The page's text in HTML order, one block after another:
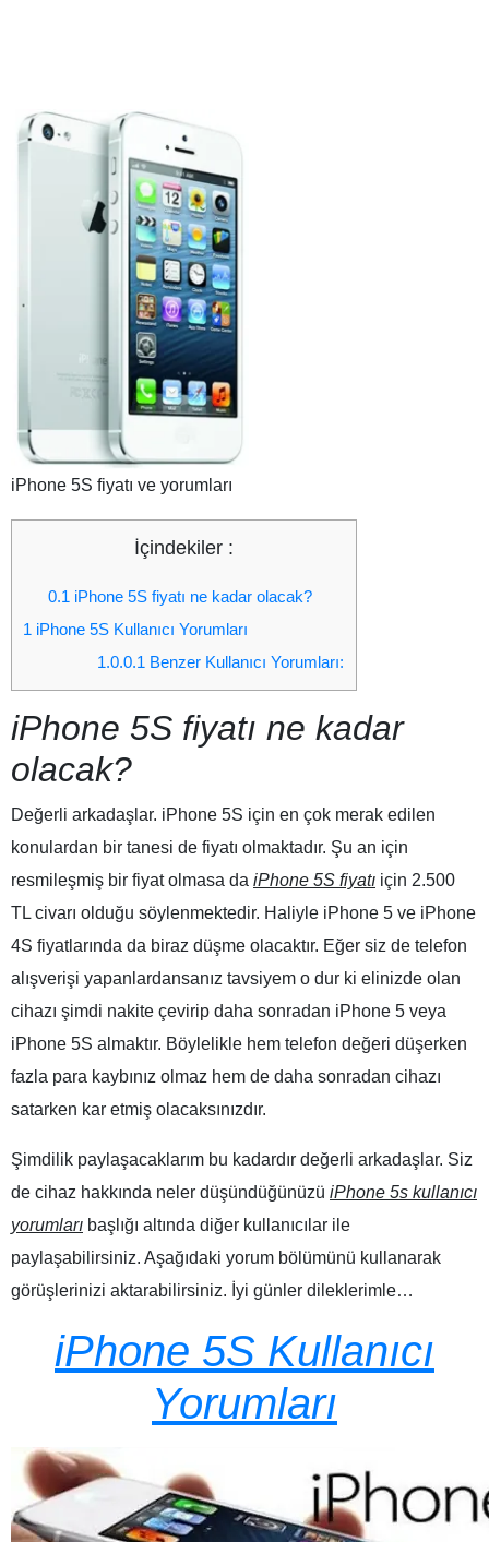
iPhone 5S fiyatı ve yorumları
İçindekiler :
0.1 iPhone 5S fiyatı ne kadar olacak?
1 iPhone 5S Kullanıcı Yorumları
1.0.0.1 Benzer Kullanıcı Yorumları:
iPhone 5S fiyatı ne kadar
olacak?
Değerli arkadaşlar. iPhone 5S için en çok merak edilen
konulardan bir tanesi de fiyatı olmaktadır. Şu an için
resmileşmiş bir fiyat olmasa da iPhone 5S fiyatı için 2.500
TL civarı olduğu söylenmektedir. Haliyle iPhone 5 ve iPhone
4S fiyatlarında da biraz düşme olacaktır. Eğer siz de telefon
alışverişi yapanlardansanız tavsiyem o dur ki elinizde olan
cihazı şimdi nakite çevirip daha sonradan iPhone 5 veya
iPhone 5S almaktır. Böylelikle hem telefon değeri düşerken
fazla para kaybınız olmaz hem de daha sonradan cihazı
satarken kar etmiş olacaksınızdır.
Şimdilik paylaşacaklarım bu kadardır değerli arkadaşlar. Siz
de cihaz hakkında neler düşündüğünüzü iPhone 5s kullanıcı
yorumları başlığı altında diğer kullanıcılar ile
paylaşabilirsiniz. Aşağıdaki yorum bölümünü kullanarak
görüşlerinizi aktarabilirsiniz. İyi günler dileklerimle…
iPhone 5S Kullanıcı
Yorumları